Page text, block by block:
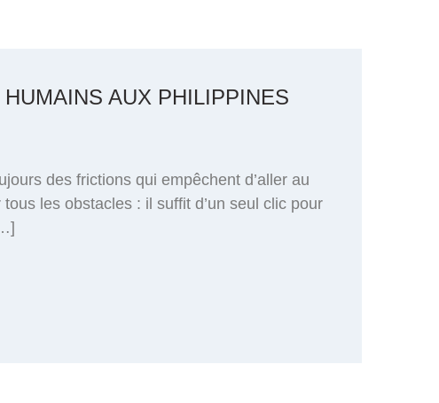
AUX PHILIPPINES
des frictions qui empêchent d’aller au
les obstacles : il suffit d’un seul clic pour